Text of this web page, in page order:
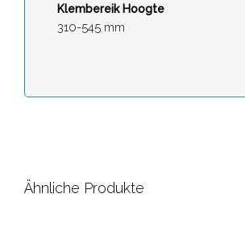
Klembereik Hoogte
310-545 mm
Ähnliche Produkte